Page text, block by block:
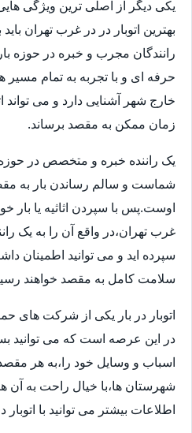
یکی دیگر از اصلی ترین ویژگی
بهترین اتوبار در در غرب تهران
رانندگان مجرب و خبره در حوزه
حرفه ای و با تجربه به تمام مسیر
خارج شهر آشنایی دارد و می تواند
زمان ممکن به مقصد برساند.
یک راننده خبره و متخصص در حوزه
شماست و سالم رساندن بار به
اوست.پس با سپردن اثاثیه یا بار
غرب تهران،در واقع آن را به یک
سپرده اید و می توانید اطمینان
سلامت کامل به مقصد خواهند
اتوبار در بار یکی از شرکت های
در این عرصه است که می توانید
اسباب و وسایل خود را،به هر
شهرستان ها،با خیال راحت به آن
اطلاعات بیشتر می توانید با اتوبار